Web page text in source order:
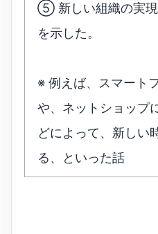
⑤ 新しい組織の実現
を示した。
※ 例えば、スマート
や、ネットショッ
どによって、新しい
る、といった話